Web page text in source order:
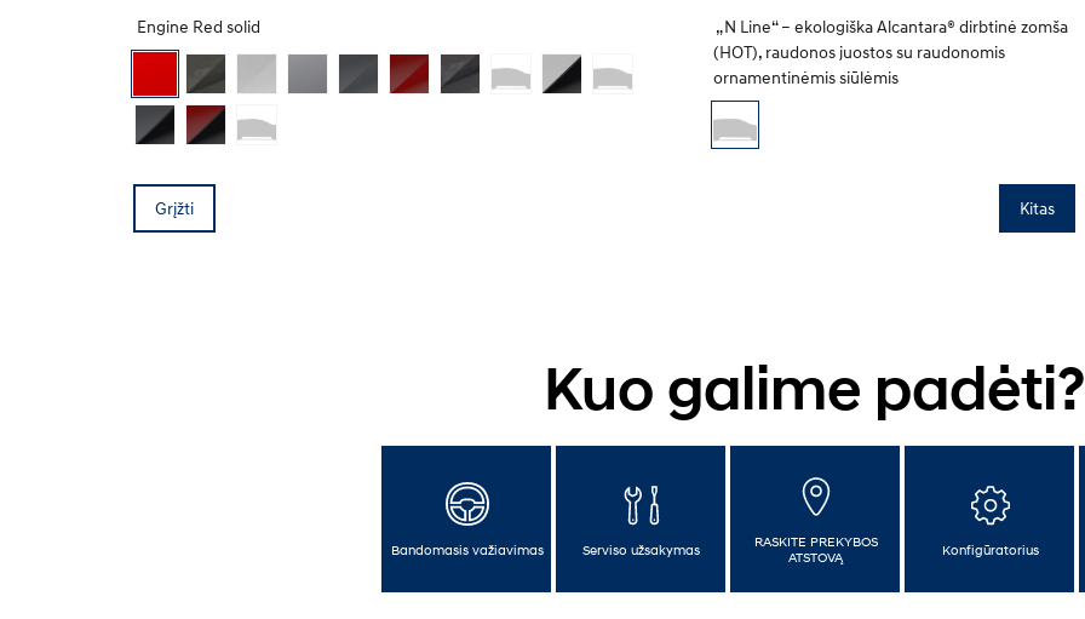
Engine Red solid
„N Line“ – ekologiška Alcantara® dirbtinė zomša
(HOT), raudonos juostos su raudonomis
ornamentinėmis siūlėmis
Grįžti Kitas
Kuo galime padėti?
Bandomasis važiavimas Serviso užsakymas
RASKITE PREKYBOS
ATSTOVĄ
Konfigūratorius